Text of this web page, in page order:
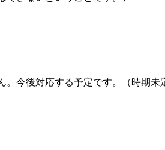
。今後対応する予定です。（時期未